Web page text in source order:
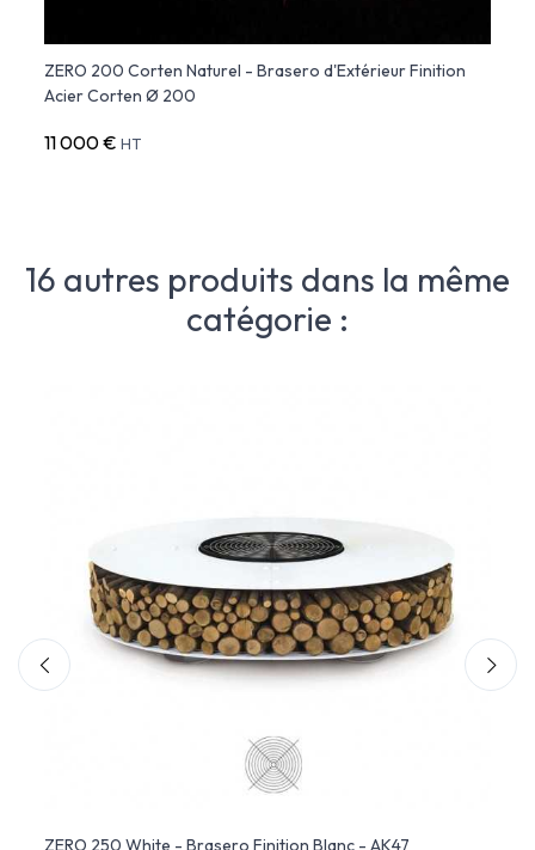
ZERO 200 Corten Naturel - Brasero d'Extérieur Finition
Acier Corten Ø 200
11 000 € HT
16 autres produits dans la même
catégorie :
ZERO 250 White - Brasero Finition Blanc - AK47